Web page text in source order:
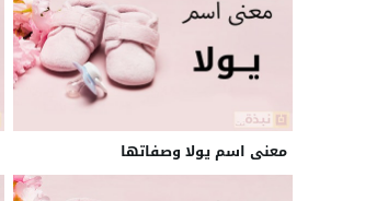
معنى اسم يولا وصفاتها